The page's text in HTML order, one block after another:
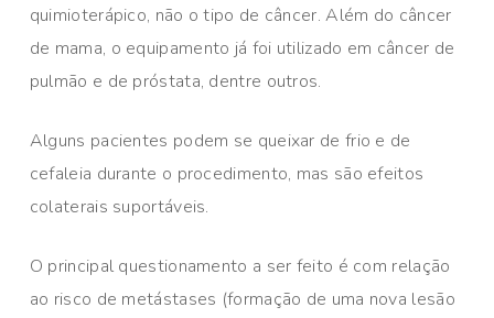
quimioterápico, não o tipo de câncer. Além do câncer
de mama, o equipamento já foi utilizado em câncer de
pulmão e de próstata, dentre outros.
Alguns pacientes podem se queixar de frio e de
cefaleia durante o procedimento, mas são efeitos
colaterais suportáveis.
O principal questionamento a ser feito é com relação
ao risco de metástases (formação de uma nova lesão